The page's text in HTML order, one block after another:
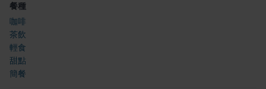
餐種
咖啡
茶飲
輕食
甜點
簡餐